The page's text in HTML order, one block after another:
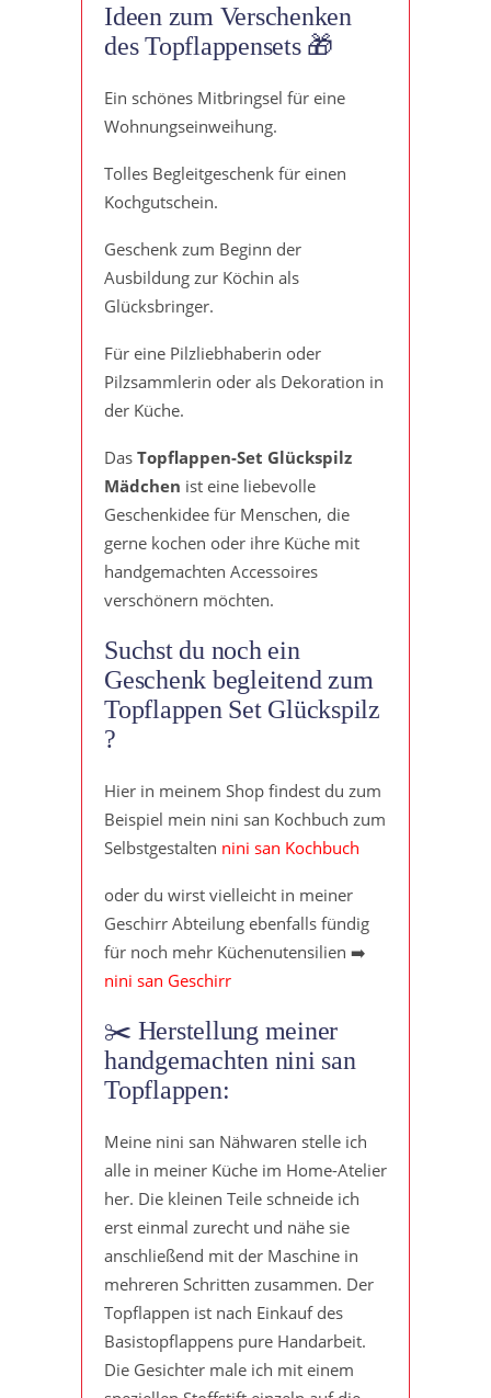
Ideen zum Verschenken
des Topflappensets 🎁
Ein schönes Mitbringsel für eine
Wohnungseinweihung.
Tolles Begleitgeschenk für einen
Kochgutschein.
Geschenk zum Beginn der
Ausbildung zur Köchin als
Glücksbringer.
Für eine Pilzliebhaberin oder
Pilzsammlerin oder als Dekoration in
der Küche.
Das Topflappen-Set Glückspilz
Mädchen ist eine liebevolle
Geschenkidee für Menschen, die
gerne kochen oder ihre Küche mit
handgemachten Accessoires
verschönern möchten.
Suchst du noch ein
Geschenk begleitend zum
Topflappen Set Glückspilz
?
Hier in meinem Shop findest du zum
Beispiel mein nini san Kochbuch zum
Selbstgestalten nini san Kochbuch
oder du wirst vielleicht in meiner
Geschirr Abteilung ebenfalls fündig
für noch mehr Küchenutensilien ➡️
nini san Geschirr
✂️ Herstellung meiner
handgemachten nini san
Topflappen:
Meine nini san Nähwaren stelle ich
alle in meiner Küche im Home-Atelier
her. Die kleinen Teile schneide ich
erst einmal zurecht und nähe sie
anschließend mit der Maschine in
mehreren Schritten zusammen. Der
Topflappen ist nach Einkauf des
Basistopflappens pure Handarbeit.
Die Gesichter male ich mit einem